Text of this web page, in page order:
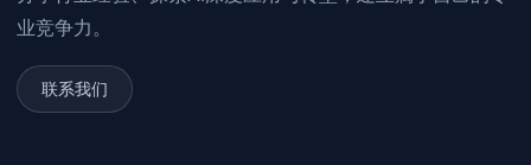
业竞争力。
联系我们